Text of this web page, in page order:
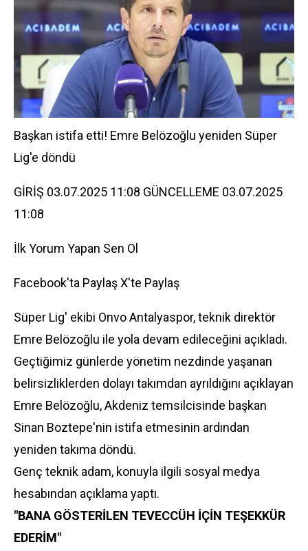
Başkan istifa etti! Emre Belözoğlu yeniden Süper
Lig'e döndü
GİRİŞ 03.07.2025 11:08 GÜNCELLEME 03.07.2025
11:08
İlk Yorum Yapan Sen Ol
Facebook'ta PaylaşX'te Paylaş
Süper Lig' ekibi Onvo Antalyaspor, teknik direktör
Emre Belözoğlu ile yola devam edileceğini açıkladı.
Geçtiğimiz günlerde yönetim nezdinde yaşanan
belirsizliklerden dolayı takımdan ayrıldığını açıklayan
Emre Belözoğlu, Akdeniz temsilcisinde başkan
Sinan Boztepe'nin istifa etmesinin ardından
yeniden takıma döndü.
Genç teknik adam, konuyla ilgili sosyal medya
hesabından açıklama yaptı.
"BANA GÖSTERİLEN TEVECCÜH İÇİN TEŞEKKÜR
EDERİM"